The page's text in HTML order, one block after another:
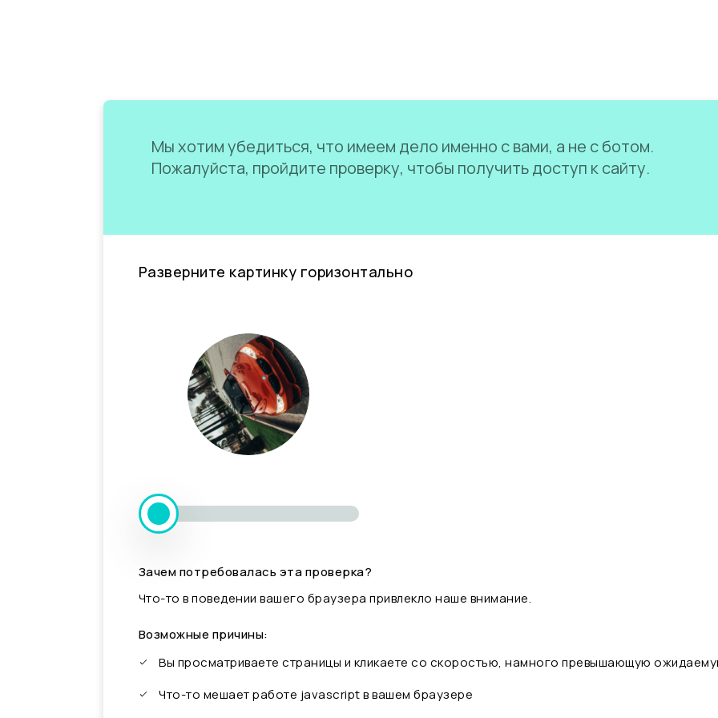
Мы хотим убедиться, что имеем дело именно с вами, а не с ботом.
Пожалуйста, пройдите проверку, чтобы получить доступ к сайту.
Разверните картинку горизонтально
Зачем потребовалась эта проверка?
Что-то в поведении вашего браузера привлекло наше внимание.
Возможные причины:
Вы просматриваете страницы и кликаете со скоростью, намного превышающую
Что-то мешает работе javascript в вашем браузере